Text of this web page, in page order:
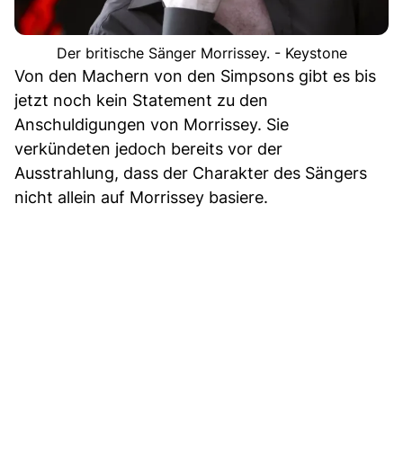
Der britische Sänger Morrissey. - Keystone
Von den Machern von den Simpsons gibt es bis
jetzt noch kein Statement zu den
Anschuldigungen von Morrissey. Sie
verkündeten jedoch bereits vor der
Ausstrahlung, dass der Charakter des Sängers
nicht allein auf Morrissey basiere.